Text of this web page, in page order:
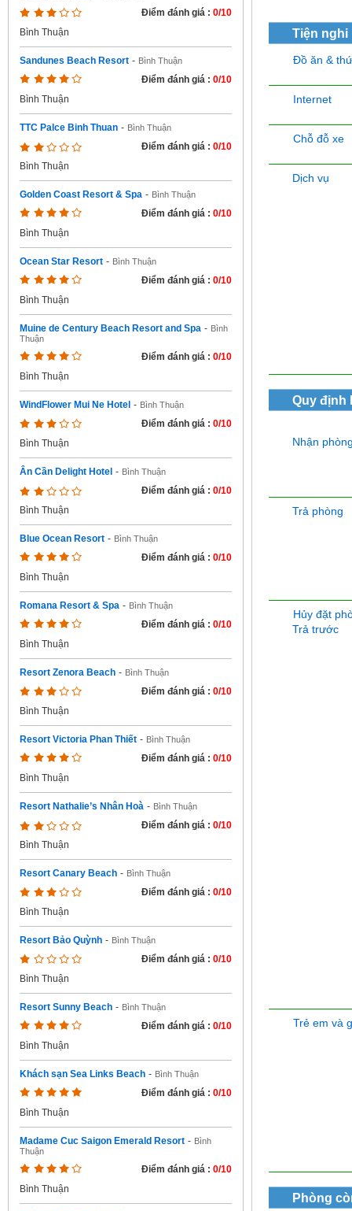
Điểm đánh giá : 0/10
Bình Thuận
Sandunes Beach Resort - Bình Thuận
Điểm đánh giá : 0/10
Bình Thuận
TTC Palce Binh Thuan - Bình Thuận
Điểm đánh giá : 0/10
Bình Thuận
Golden Coast Resort & Spa - Bình Thuận
Điểm đánh giá : 0/10
Bình Thuận
Ocean Star Resort - Bình Thuận
Điểm đánh giá : 0/10
Bình Thuận
Muine de Century Beach Resort and Spa - Bình
Thuận
Điểm đánh giá : 0/10
Bình Thuận
WindFlower Mui Ne Hotel - Bình Thuận
Điểm đánh giá : 0/10
Bình Thuận
Ân Cần Delight Hotel - Bình Thuận
Điểm đánh giá : 0/10
Bình Thuận
Blue Ocean Resort - Bình Thuận
Điểm đánh giá : 0/10
Bình Thuận
Romana Resort & Spa - Bình Thuận
Điểm đánh giá : 0/10
Bình Thuận
Resort Zenora Beach - Bình Thuận
Điểm đánh giá : 0/10
Bình Thuận
Resort Victoria Phan Thiết - Bình Thuận
Điểm đánh giá : 0/10
Bình Thuận
Resort Nathalie’s Nhân Hoà - Bình Thuận
Điểm đánh giá : 0/10
Bình Thuận
Resort Canary Beach - Bình Thuận
Điểm đánh giá : 0/10
Bình Thuận
Resort Bảo Quỳnh - Bình Thuận
Điểm đánh giá : 0/10
Bình Thuận
Resort Sunny Beach - Bình Thuận
Điểm đánh giá : 0/10
Bình Thuận
Khách sạn Sea Links Beach - Bình Thuận
Điểm đánh giá : 0/10
Bình Thuận
Madame Cuc Saigon Emerald Resort - Bình
Thuận
Điểm đánh giá : 0/10
Bình Thuận
Tiện nghi
Đồ ăn &
Internet
Chỗ đỗ xe
Dịch vụ
Quy định
Nhận
Trả phòng
Hủy đặt
Trả trước
Trẻ em và
Phòng